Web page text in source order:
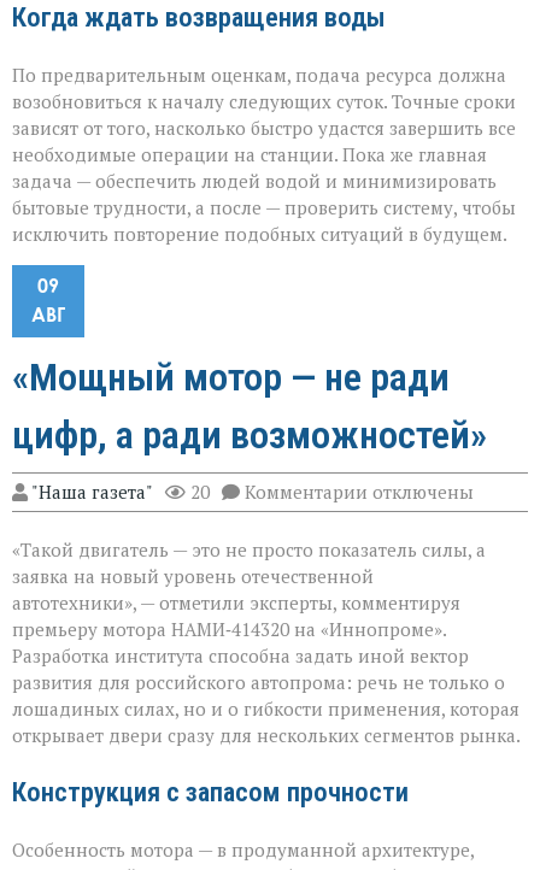
Когда ждать возвращения воды
По предварительным оценкам, подача ресурса должна
возобновиться к началу следующих суток. Точные сроки
зависят от того, насколько быстро удастся завершить все
необходимые операции на станции. Пока же главная
задача — обеспечить людей водой и минимизировать
бытовые трудности, а после — проверить систему, чтобы
исключить повторение подобных ситуаций в будущем.
09
АВГ
«Мощный мотор — не ради
цифр, а ради возможностей»
"Наша газета" 20 Комментарии к
записи
мотор — не
ради
а
ради
возможностей»
отключены
«Такой двигатель — это не просто показатель силы, а
заявка на новый уровень отечественной
автотехники», — отметили эксперты, комментируя
премьеру мотора НАМИ‑414320 на «Иннопроме».
Разработка института способна задать иной вектор
развития для российского автопрома: речь не только о
лошадиных силах, но и о гибкости применения, которая
открывает двери сразу для нескольких сегментов рынка.
Конструкция с запасом прочности
Особенность мотора — в продуманной архитектуре,